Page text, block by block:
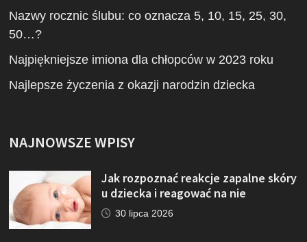
Nazwy rocznic ślubu: co oznacza 5, 10, 15, 25, 30,
50…?
Najpiękniejsze imiona dla chłopców w 2023 roku
Najlepsze życzenia z okazji narodzin dziecka
NAJNOWSZE WPISY
Jak rozpoznać reakcje zapalne skóry
u dziecka i reagować na nie
30 lipca 2026